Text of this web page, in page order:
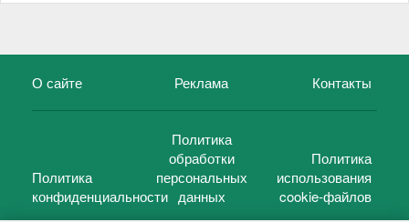
О сайте Реклама Контакты
Политика
конфиденциальности
Политика
обработки
персональных
данных
Политика
использования
cookie-файлов